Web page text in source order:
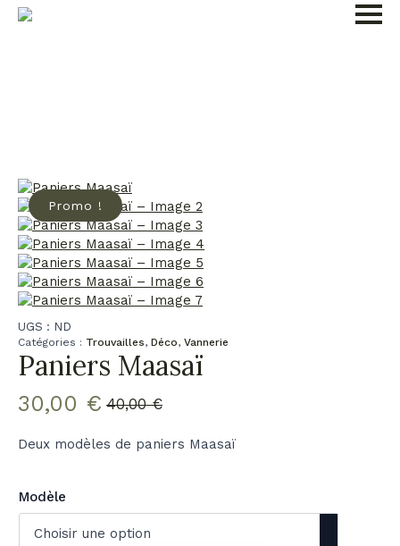
Promo !
UGS : ND
Catégories : Trouvailles, Déco, Vannerie
Paniers Maasaï
40,00€
Le
prix
était :
40,00 €.
30,00 €
Le
prix
est :
30,00 €.
Deux modèles de paniers Maasaï
Modèle